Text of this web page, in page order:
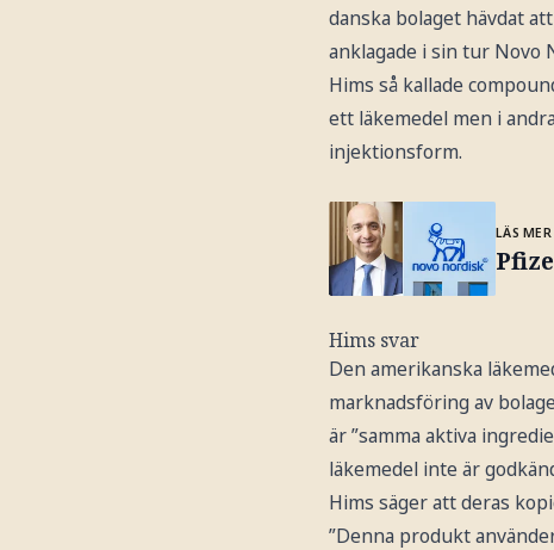
danska bolaget hävdat
anklagade i sin tur
Hims så kallade
ett läkemedel men i
injektionsform.
LÄS MER
Hims svar
Den amerikanska
marknadsföring av
är ”samma aktiva
läkemedel inte är
Hims säger att deras
”Denna produkt